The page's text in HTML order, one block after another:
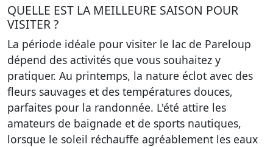
QUELLE EST LA MEILLEURE SAISON POUR
VISITER ?
La période idéale pour visiter le lac de Pareloup
dépend des activités que vous souhaitez y
pratiquer. Au printemps, la nature éclot avec des
fleurs sauvages et des températures douces,
parfaites pour la randonnée. L'été attire les
amateurs de baignade et de sports nautiques,
lorsque le soleil réchauffe agréablement les eaux